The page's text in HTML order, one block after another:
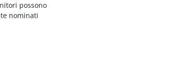
possono
nominati